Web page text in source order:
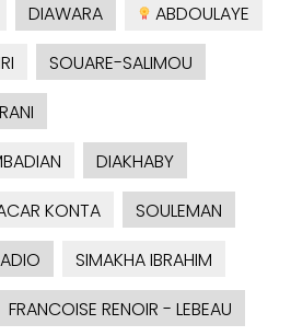
DIAWARA
ABDOULAYE
SOUARE-SALIMOU
DIAKHABY
KONTA
SOULEMAN
SIMAKHA IBRAHIM
FRANCOISE RENOIR - LEBEAU